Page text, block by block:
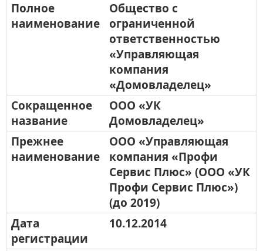
Полное
наименование
Общество с
ограниченной
ответственностью
«Управляющая
компания
«Домовладелец»
Сокращенное
название
ООО «УК
Домовладелец»
Прежнее
наименование
ООО «Управляющая
компания «Профи
Сервис Плюс» (ООО «УК
Профи Сервис Плюс»)
(до 2019)
Дата
регистрации
10.12.2014